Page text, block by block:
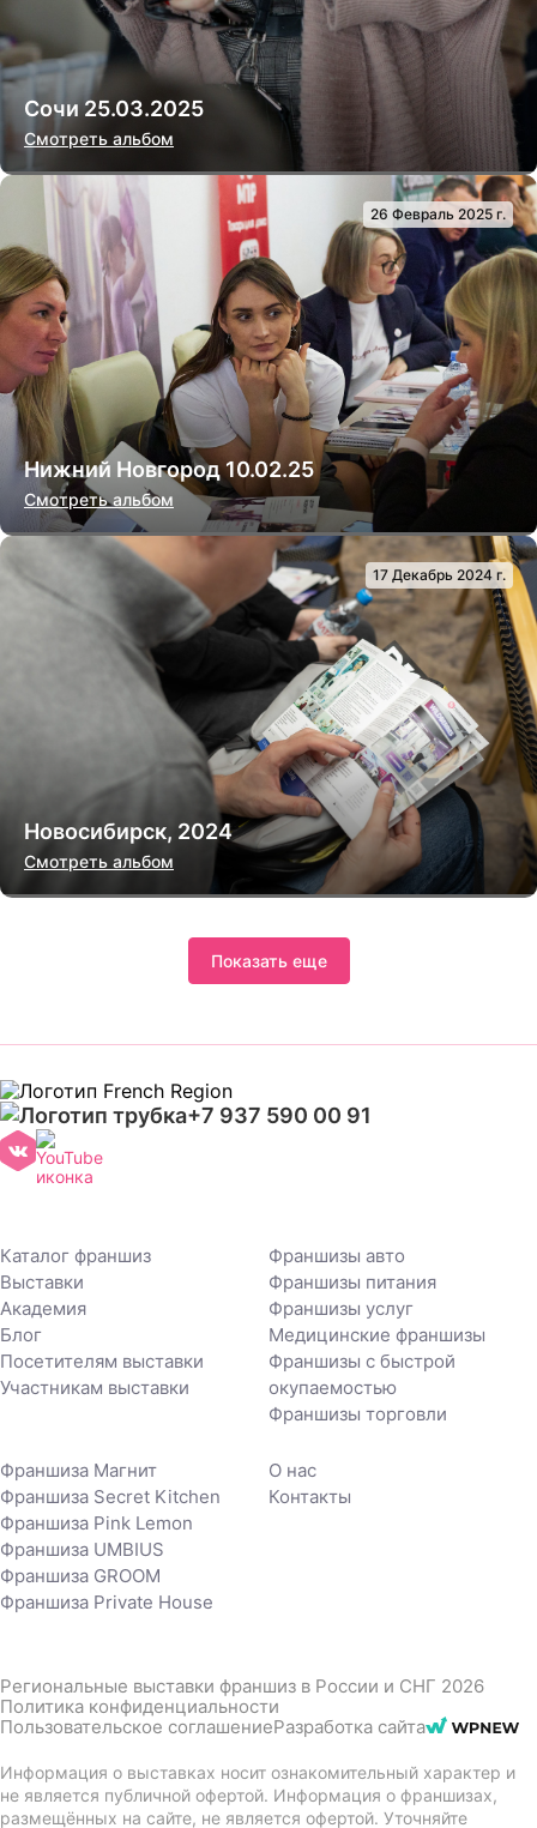
Сочи 25.03.2025
Смотреть альбом
26 Февраль 2025 г.
Нижний Новгород 10.02.25
Смотреть альбом
17 Декабрь 2024 г.
Новосибирск, 2024
Смотреть альбом
Показать еще
+7 937 590 00 91
Каталог франшиз
Выставки
Академия
Блог
Посетителям выставки
Участникам выставки
Франшизы авто
Франшизы питания
Франшизы услуг
Медицинские франшизы
Франшизы с быстрой
окупаемостью
Франшизы торговли
Франшиза Магнит
Франшиза Secret Kitchen
Франшиза Pink Lemon
Франшиза UMBIUS
Франшиза GROOM
Франшиза Private House
О нас
Контакты
Региональные выставки франшиз в России и СНГ 2026
Политика конфиденциальности
Пользовательское соглашениеРазработка сайта
Информация о выставках носит ознакомительный характер и
не является публичной офертой. Информация о франшизах,
размещённых на сайте, не является офертой. Уточняйте